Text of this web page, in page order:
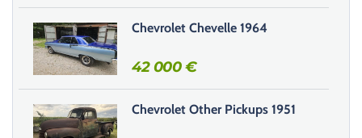
Chevrolet Chevelle 1964
42 000€
Chevrolet Other Pickups 1951